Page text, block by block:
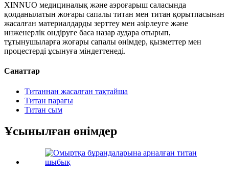
XINNUO медициналық және аэроғарыш саласында
қолданылатын жоғары сапалы титан мен титан қорытпасынан
жасалған материалдарды зерттеу мен әзірлеуге және
инженерлік өндіруге баса назар аудара отырып,
тұтынушыларға жоғары сапалы өнімдер, қызметтер мен
процестерді ұсынуға міндеттенеді.
Санаттар
Титаннан жасалған тақтайша
Титан парағы
Титан сым
Ұсынылған өнімдер